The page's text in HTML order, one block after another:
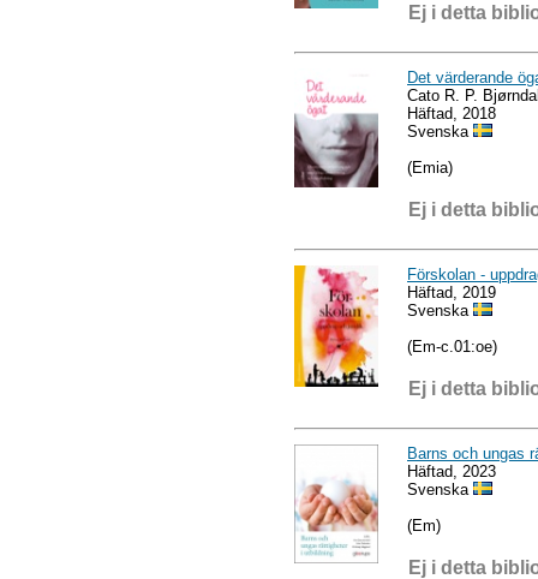
Ej i detta
Det värderande
Cato R. P.
Häftad, 2018
Svenska
(Emia)
Ej i detta
Förskolan -
Häftad, 2019
Svenska
(Em-c.01:oe)
Ej i detta
Barns och ungas
Häftad, 2023
Svenska
(Em)
Ej i detta